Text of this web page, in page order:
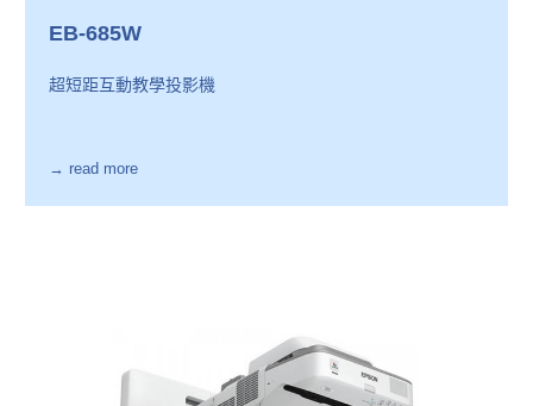
EB-685W
超短距互動教學投影機
→ read more